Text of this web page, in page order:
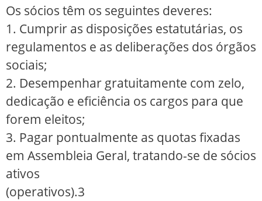
Os sócios têm os seguintes deveres:
1. Cumprir as disposições estatutárias, os
regulamentos e as deliberações dos órgãos
sociais;
2. Desempenhar gratuitamente com zelo,
dedicação e eficiência os cargos para que
forem eleitos;
3. Pagar pontualmente as quotas fixadas
em Assembleia Geral, tratando-se de sócios
ativos
(operativos).3